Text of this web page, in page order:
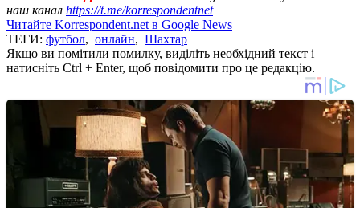
наш канал https://t.me/korrespondentnet
Читайте Korrespondent.net в Google News
ТЕГИ: футбол, онлайн, Шахтар
Якщо ви помітили помилку, виділіть необхідний текст і
натисніть Ctrl + Enter, щоб повідомити про це редакцію.